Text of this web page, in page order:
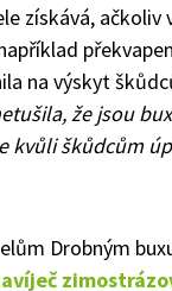
získává, ačkoliv
na výskyt
že jsou
kvůli škůdcům
Drobným